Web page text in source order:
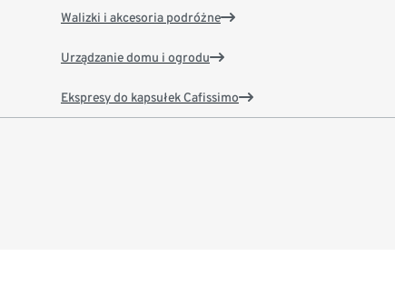
Walizki i akcesoria podróżne
Urządzanie domu i ogrodu
Ekspresy do kapsułek Cafissimo